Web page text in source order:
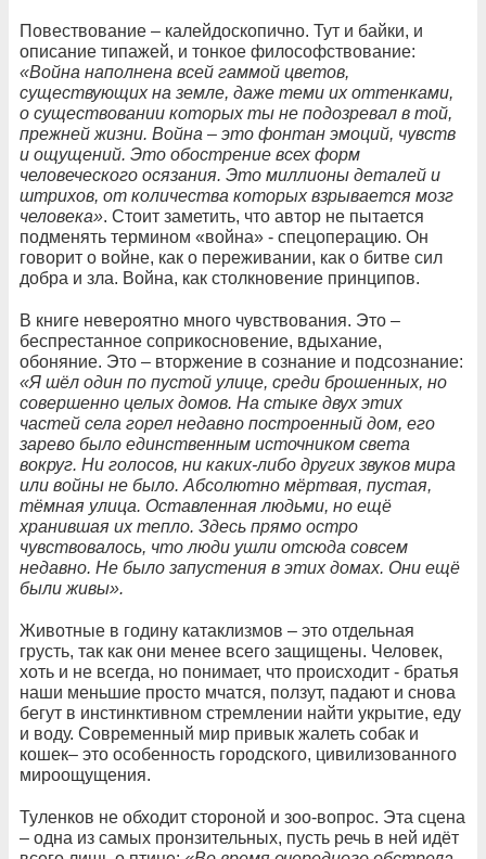
Повествование – калейдоскопично. Тут и байки, и
описание типажей, и тонкое философствование:
«Война наполнена всей гаммой цветов,
существующих на земле, даже теми их оттенками,
о существовании которых ты не подозревал в той,
прежней жизни. Война – это фонтан эмоций, чувств
и ощущений. Это обострение всех форм
человеческого осязания. Это миллионы деталей и
штрихов, от количества которых взрывается мозг
человека». Стоит заметить, что автор не пытается
подменять термином «война» - спецоперацию. Он
говорит о войне, как о переживании, как о битве сил
добра и зла. Война, как столкновение принципов.
В книге невероятно много чувствования. Это –
беспрестанное соприкосновение, вдыхание,
обоняние. Это – вторжение в сознание и подсознание:
«Я шёл один по пустой улице, среди брошенных, но
совершенно целых домов. На стыке двух этих
частей села горел недавно построенный дом, его
зарево было единственным источником света
вокруг. Ни голосов, ни каких-либо других звуков мира
или войны не было. Абсолютно мёртвая, пустая,
тёмная улица. Оставленная людьми, но ещё
хранившая их тепло. Здесь прямо остро
чувствовалось, что люди ушли отсюда совсем
недавно. Не было запустения в этих домах. Они ещё
были живы».
Животные в годину катаклизмов – это отдельная
грусть, так как они менее всего защищены. Человек,
хоть и не всегда, но понимает, что происходит - братья
наши меньшие просто мчатся, ползут, падают и снова
бегут в инстинктивном стремлении найти укрытие, еду
и воду. Современный мир привык жалеть собак и
кошек– это особенность городского, цивилизованного
мироощущения.
Туленков не обходит стороной и зоо-вопрос. Эта сцена
– одна из самых пронзительных, пусть речь в ней идёт